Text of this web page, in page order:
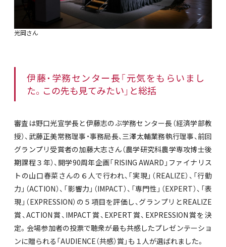
光岡さん
伊藤・学務センター長「元気をもらいまし
た。この先も見てみたい」と総括
審査は野口光宣学長と伊藤志のぶ学務センター長（経済学部教
授）、武藤正美常務理事・事務局長、三澤太輔業務執行理事、前回
グランプリ受賞者の加藤大志さん（農学研究科農学専攻博士後
期課程３年）、開学90周年企画「RISING AWARD」ファイナリス
トの山口春菜さんの６人で行われ、「実現」（REALIZE）、「行動
力」（ACTION）、「影響力」（IMPACT）、「専門性」（EXPERT）、「表
現」（EXPRESSION）の５項目を評価し、グランプリとREALIZE
賞、ACTION賞、IMPACT賞、EXPERT賞、EXPRESSION賞を決
定。会場参加者の投票で聴衆が最も共感したプレゼンテーショ
ンに贈られる「AUDIENCE（共感）賞」も１人が選ばれました。